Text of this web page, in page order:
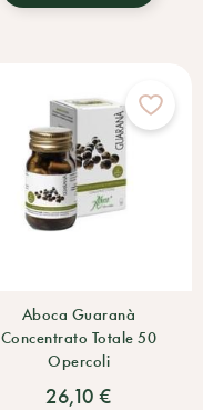
Aboca Guaranà
Concentrato Totale 50
Opercoli
26,10 €